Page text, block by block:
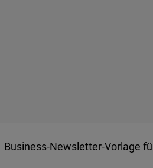
Business-Newsletter-Vorlage